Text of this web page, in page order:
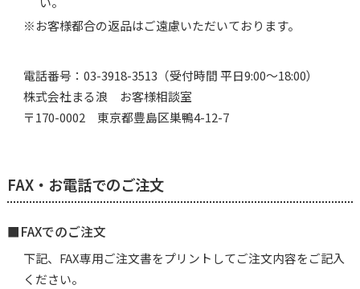
※お客様都合の返品はご遠慮いただいております。
電話番号： 03-3918-3513 （受付時間 平日9:00～18:00）
株式会社まる浪 お客様相談室
〒170-0002 東京都豊島区巣鴨4-12-7
FAX・お電話でのご注文
■FAXでのご注文
下記、FAX専用ご注文書をプリントしてご注文内容をご記入
ください。